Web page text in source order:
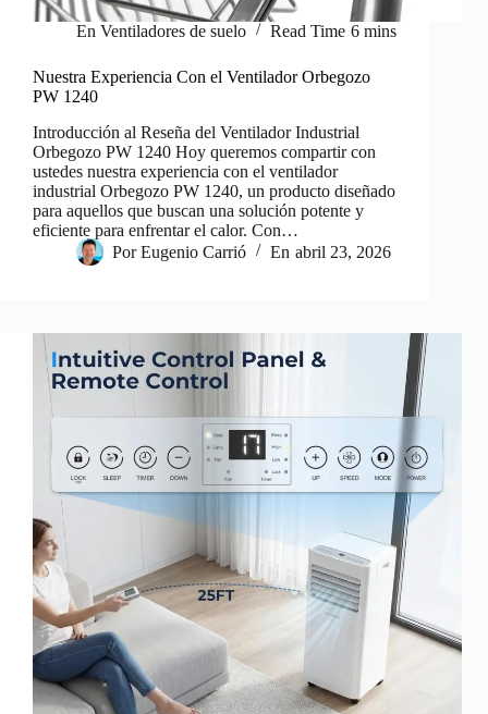
En Ventiladores de suelo Read Time 6 mins
Nuestra Experiencia Con el Ventilador Orbegozo
PW 1240
Introducción al Reseña del Ventilador Industrial
Orbegozo PW 1240 Hoy queremos compartir con
ustedes nuestra experiencia con el ventilador
industrial Orbegozo PW 1240, un producto diseñado
para aquellos que buscan una solución potente y
eficiente para enfrentar el calor. Con…
Por Eugenio Carrió En abril 23, 2026